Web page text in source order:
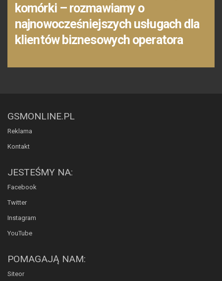
komórki – rozmawiamy o
najnowocześniejszych usługach dla
klientów biznesowych operatora
GSMONLINE.PL
Reklama
Kontakt
JESTEŚMY NA:
Facebook
Twitter
Instagram
YouTube
POMAGAJĄ NAM:
Siteor